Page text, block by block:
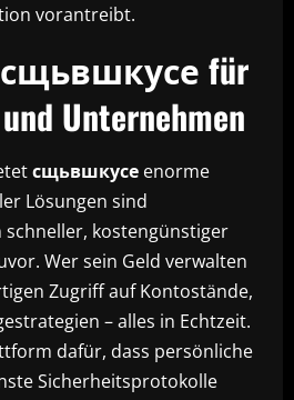
vorantreibt.
сщьвшкусе für
Unternehmen
сщьвшкусе enorme
Lösungen sind
kostengünstiger
Wer sein Geld verwalten
Zugriff auf Kontostände,
– alles in Echtzeit.
dafür, dass persönliche
Sicherheitsprotokolle